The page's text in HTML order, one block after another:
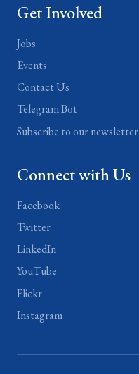
Get Involved
Jobs
Events
Contact Us
Telegram Bot
Subscribe to our newsletter
Connect with Us
Facebook
Twitter
LinkedIn
YouTube
Flickr
Instagram